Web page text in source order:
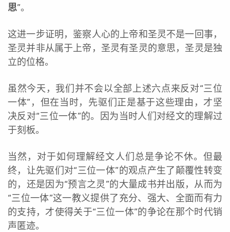
思”。
这进一步证明，鉴察人心的上帝和圣灵不是一回事，
圣灵并非从属于上帝，圣灵有圣灵的意思，圣灵是独
立的位格。
虽然今天，我们并不会以全部上述六点来反对“三位
一体”，但在当时，先驱们正是基于这些理由，才坚
决反对“三位一体”的。因为当时人们对经文的理解过
于刻板。
当然，对于如何理解经文人们总是争论不休。但最
终，让先驱们对“三位一体”的观点产生了颠覆性转变
的，还是因为“预言之灵”的大量成书并出版，从而为
“三位一体”这一教义提供了充分、强大、全面而有力
的支持，才使得关于“三位一体”的争论在那个时代销
声匿迹。